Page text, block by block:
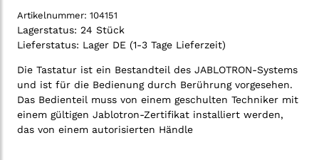
Artikelnummer: 104151
Lagerstatus: 24 Stück
Lieferstatus: Lager DE (1-3 Tage Lieferzeit)
Die Tastatur ist ein Bestandteil des JABLOTRON-Systems
und ist für die Bedienung durch Berührung vorgesehen.
Das Bedienteil muss von einem geschulten Techniker mit
einem gültigen Jablotron-Zertifikat installiert werden,
das von einem autorisierten Händle